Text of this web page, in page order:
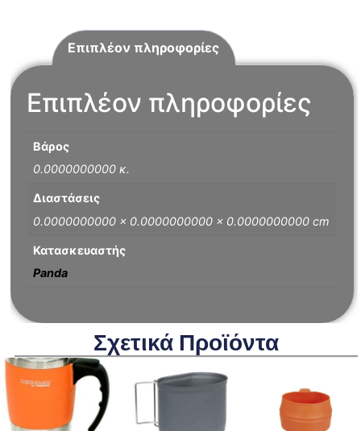
Επιπλέον πληροφορίες
Επιπλέον πληροφορίες
Βάρος
0.0000000000 κ.
Διαστάσεις
0.0000000000 × 0.0000000000 × 0.0000000000 cm
Κατασκευαστής
Panda
Σχετικά Προϊόντα